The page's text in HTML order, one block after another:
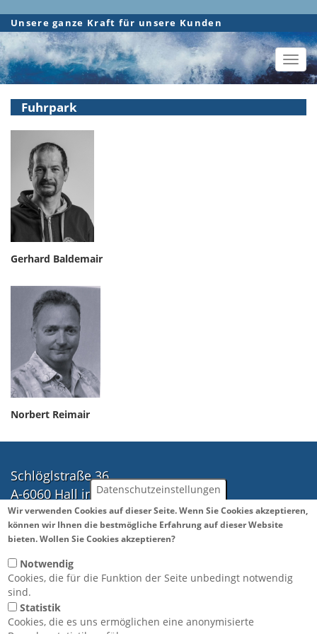
Direkt
zum
Inhalt
Unsere ganze Kraft für unsere Kunden
Fuhrpark
Gerhard Baldemair
Norbert Reimair
Schlöglstraße 36
A-6060 Hall in Tirol
Tel.: ++43(0)5223 41888
Fax: ++43(0)5223 43583
office@hb-technik.co.at
Öffnungszeiten:
Montag bis Donnerstag
Datenschutzeinstellungen
Wir verwenden Cookies auf dieser Seite. Wenn Sie Cookies akzeptieren,
können wir Ihnen die bestmögliche Erfahrung auf dieser Website
bieten. Wollen Sie Cookies akzeptieren?
Notwendig
Cookies, die für die Funktion der Seite unbedingt notwendig
sind.
Statistik
Cookies, die es uns ermöglichen eine anonymisierte